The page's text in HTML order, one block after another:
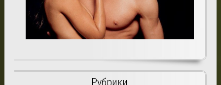
Рубрики